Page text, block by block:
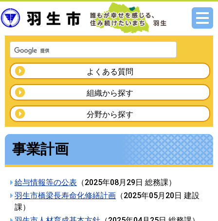
メニ
よくある質問
組織から探す
分野から探す
事業計画
給与情報等の公表 （2025年08月29日 総務課）
羽生市橋梁長寿命化修繕計画 （2025年05月20日 建設
課）